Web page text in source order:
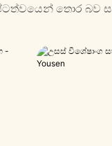
තොර බව